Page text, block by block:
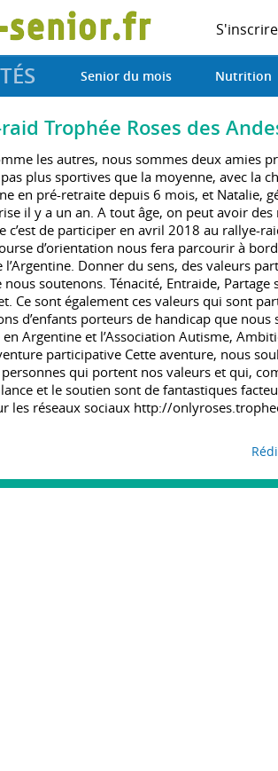
S'inscrire
Senior du mois Nutrition
Trophée Roses des
les autres, nous sommes deux amies
plus sportives que la moyenne, avec la
en pré-retraite depuis 6 mois, et Natalie,
il y a un an. A tout âge, on peut avoir
c’est de participer en avril 2018 au rallye-
d’orientation nous fera parcourir à
Donner du sens, des valeurs
nous soutenons. Ténacité, Entraide,
Ce sont également ces valeurs qui sont
d’enfants porteurs de handicap que
en Argentine et l’Association Autisme,
participative Cette aventure, nous
qui portent nos valeurs et qui,
et le soutien sont de fantastiques
les réseaux sociaux http://